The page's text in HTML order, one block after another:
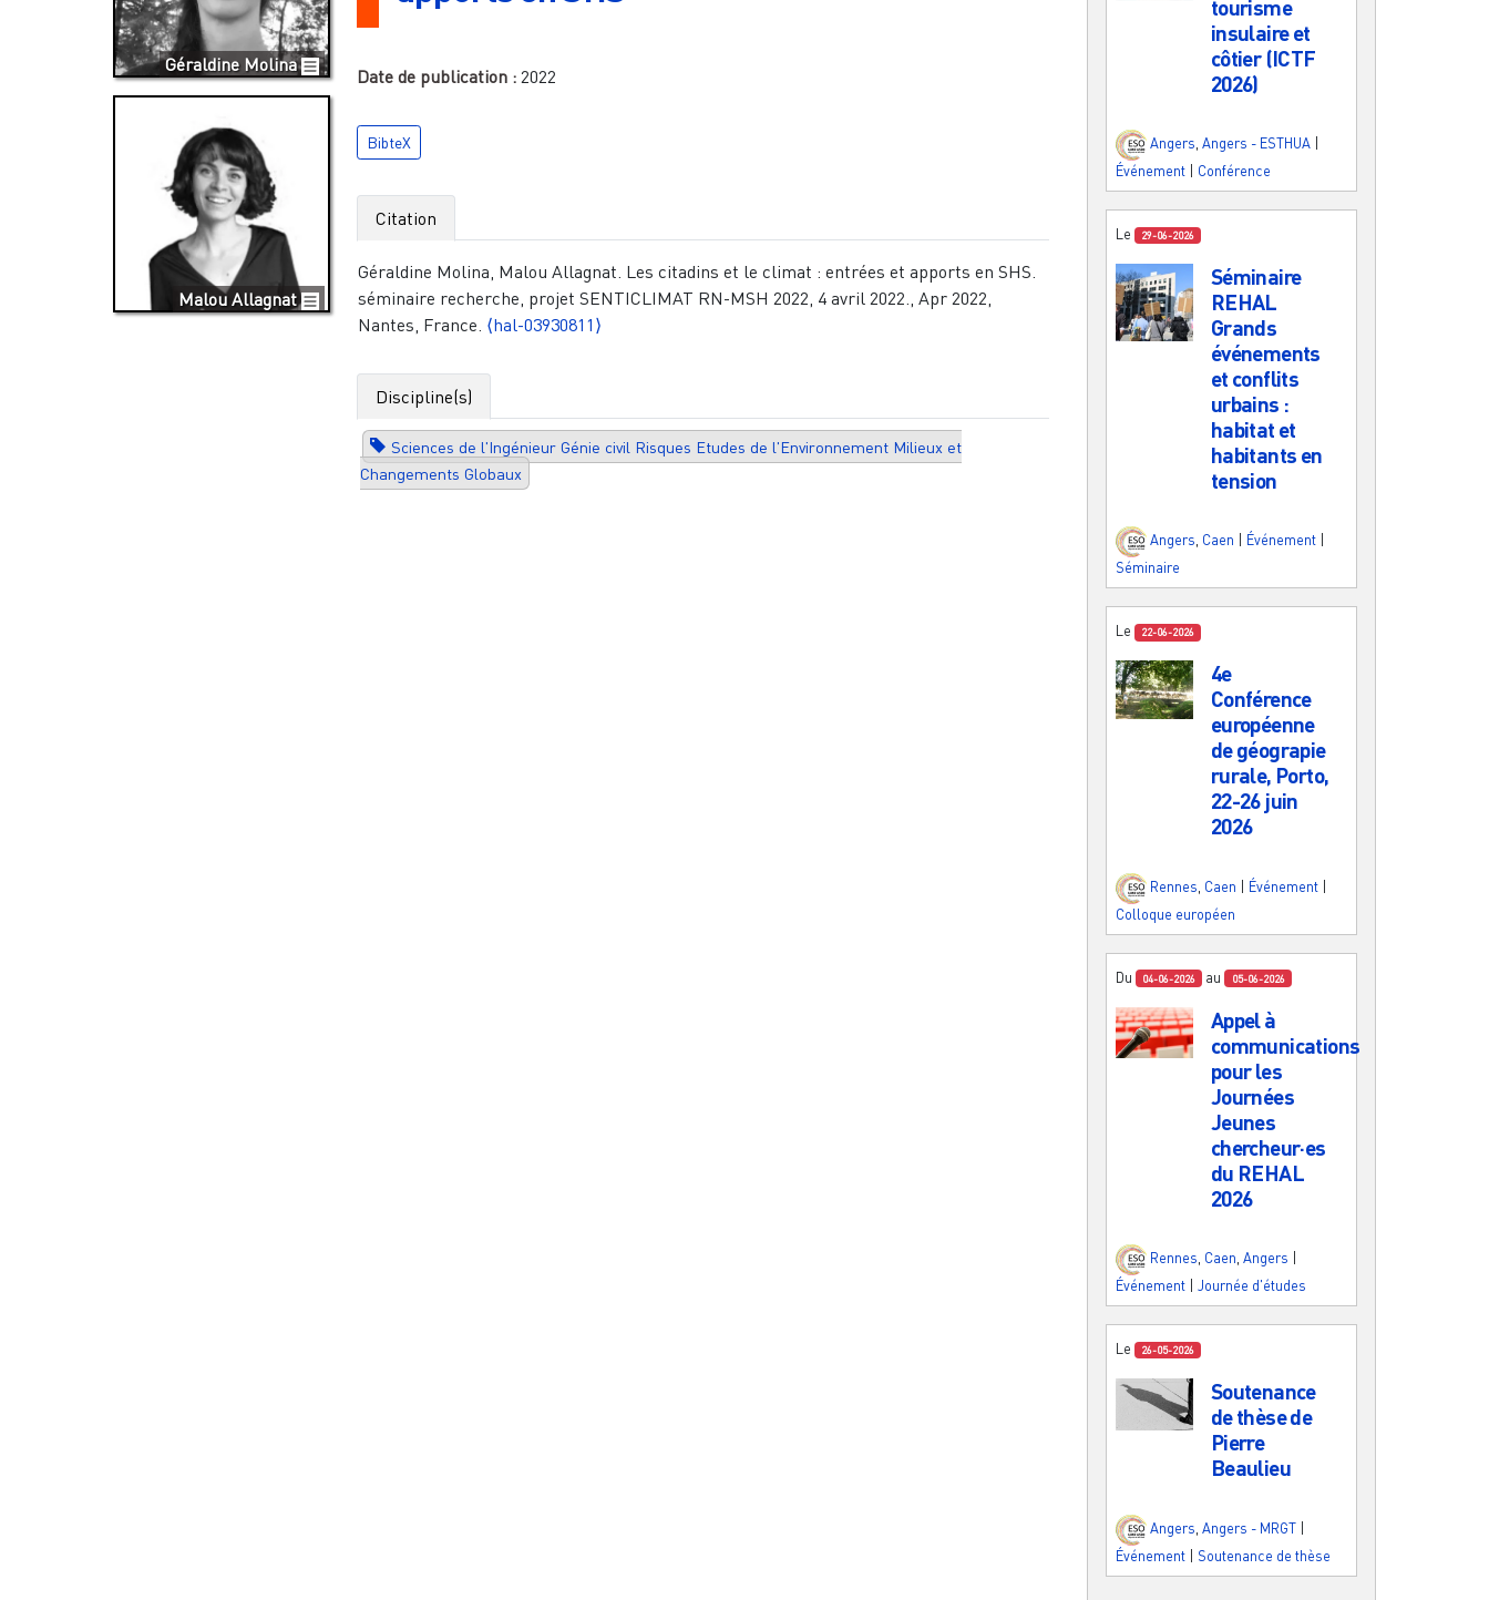
Géraldine Molina
Malou Allagnat
Date de publication : 2022
BibteX
Citation
Géraldine Molina, Malou Allagnat. Les citadins et le climat : entrées et apports en SHS.
séminaire recherche, projet SENTICLIMAT RN-MSH 2022, 4 avril 2022., Apr 2022,
Nantes, France. ⟨hal-03930811⟩
Discipline(s)
Sciences de l'Ingénieur Génie civil Risques Etudes de l'Environnement Milieux et
Changements Globaux
tourisme
insulaire et
côtier (ICTF
2026)
Angers Angers - ESTHUA
Événement
Conférence
Le 29-06-2026
Séminaire
REHAL
Grands
événements
et conflits
urbains :
habitat et
habitants en
tension
Angers, Caen Événement
Séminaire
Le 22-06-2026
4e
Conférence
européenne
de géograpie
rurale, Porto,
22-26 juin
2026
Rennes Caen Événement
Colloque européen
Du 04-06-2026 au 05-06-2026
Appel à
communications
pour les
Journées
Jeunes
chercheur·es
du REHAL
2026
Rennes, Caen, Angers
Événement
Journée d'études
Le 26-05-2026
Soutenance
de thèse de
Pierre
Beaulieu
Angers Angers - MRGT
Événement | Soutenance de thèse